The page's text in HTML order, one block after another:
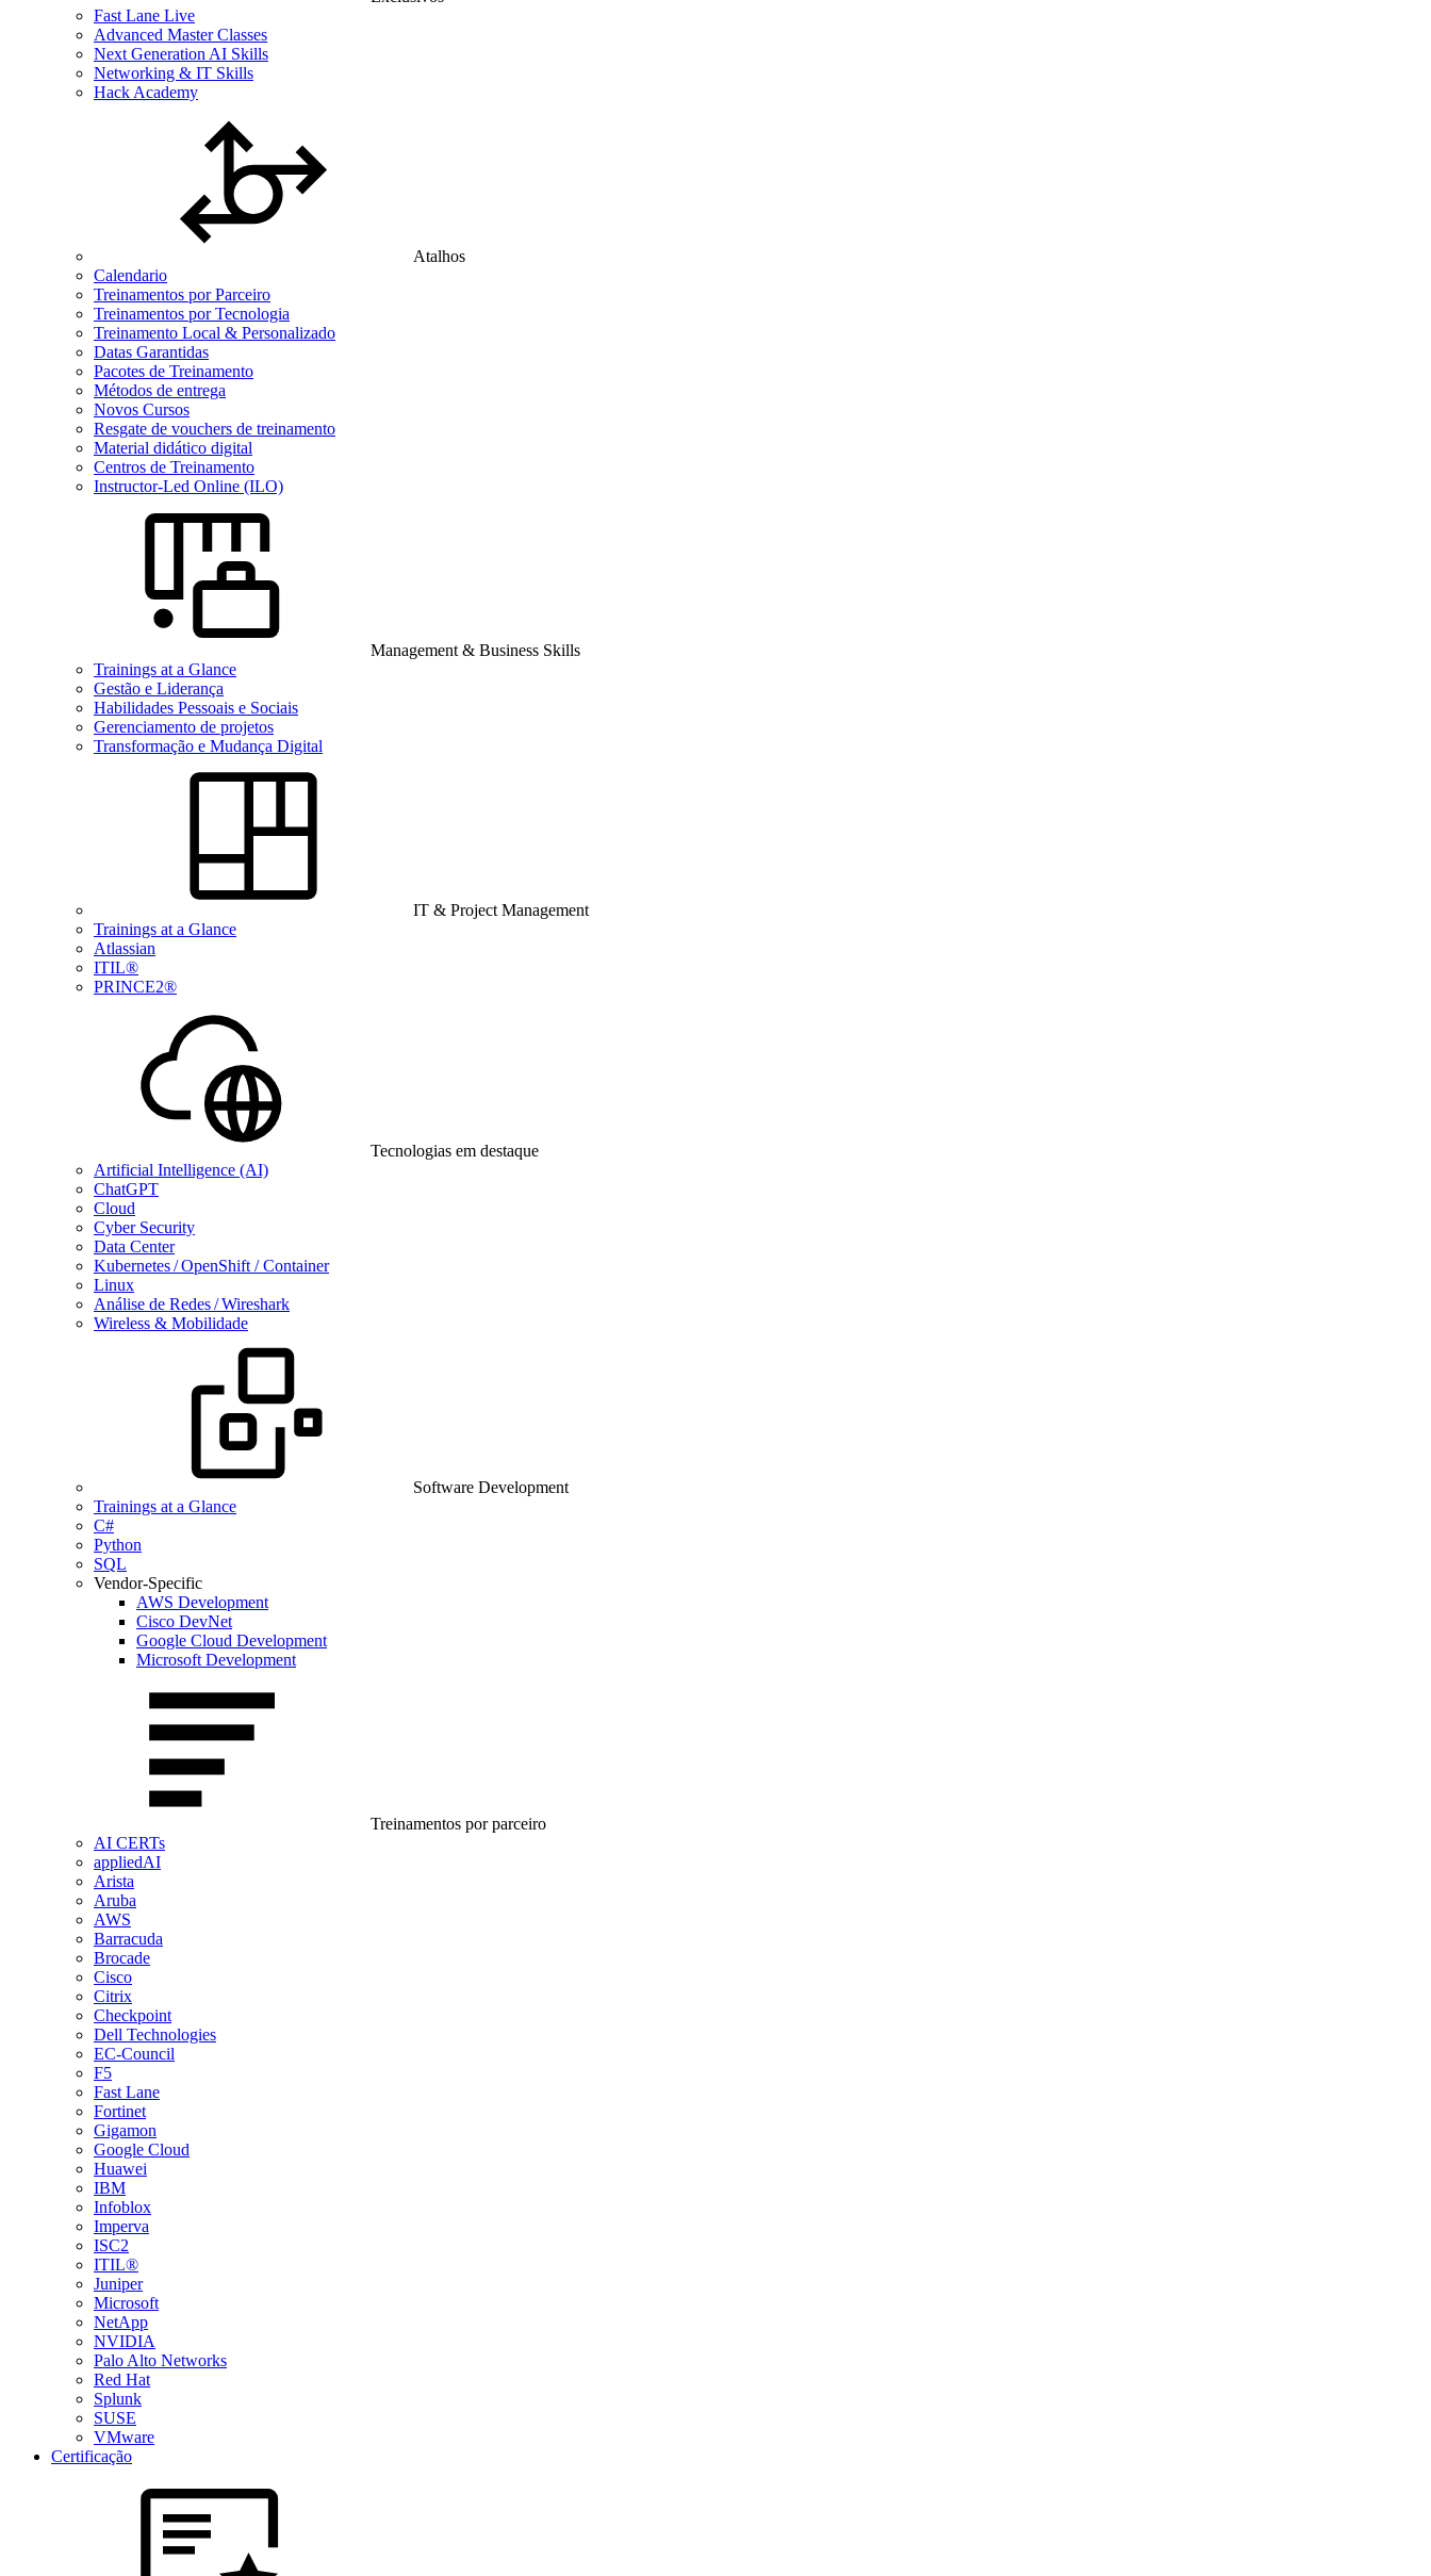
Fast Lane Live
Advanced Master Classes
Next Generation AI Skills
Networking & IT Skills
Hack Academy
Atalhos
Calendario
Treinamentos por Parceiro
Treinamentos por Tecnologia
Treinamento Local & Personalizado
Datas Garantidas
Pacotes de Treinamento
Métodos de entrega
Novos Cursos
Resgate de vouchers de treinamento
Material didático digital
Centros de Treinamento
Instructor-Led Online (ILO)
Management & Business Skills
Trainings at a Glance
Gestão e Liderança
Habilidades Pessoais e Sociais
Gerenciamento de projetos
Transformação e Mudança Digital
IT & Project Management
Trainings at a Glance
Atlassian
ITIL®
PRINCE2®
Tecnologias em destaque
Artificial Intelligence (AI)
ChatGPT
Cloud
Cyber Security
Data Center
Kubernetes / OpenShift / Container
Linux
Análise de Redes / Wireshark
Wireless & Mobilidade
Software Development
Trainings at a Glance
C#
Python
SQL
Vendor-Specific
AWS Development
Cisco DevNet
Google Cloud Development
Microsoft Development
Treinamentos por parceiro
AI CERTs
appliedAI
Arista
Aruba
AWS
Barracuda
Brocade
Cisco
Citrix
Checkpoint
Dell Technologies
EC-Council
F5
Fast Lane
Fortinet
Gigamon
Google Cloud
Huawei
IBM
Infoblox
Imperva
ISC2
ITIL®
Juniper
Microsoft
NetApp
NVIDIA
Palo Alto Networks
Red Hat
Splunk
SUSE
VMware
Certificação